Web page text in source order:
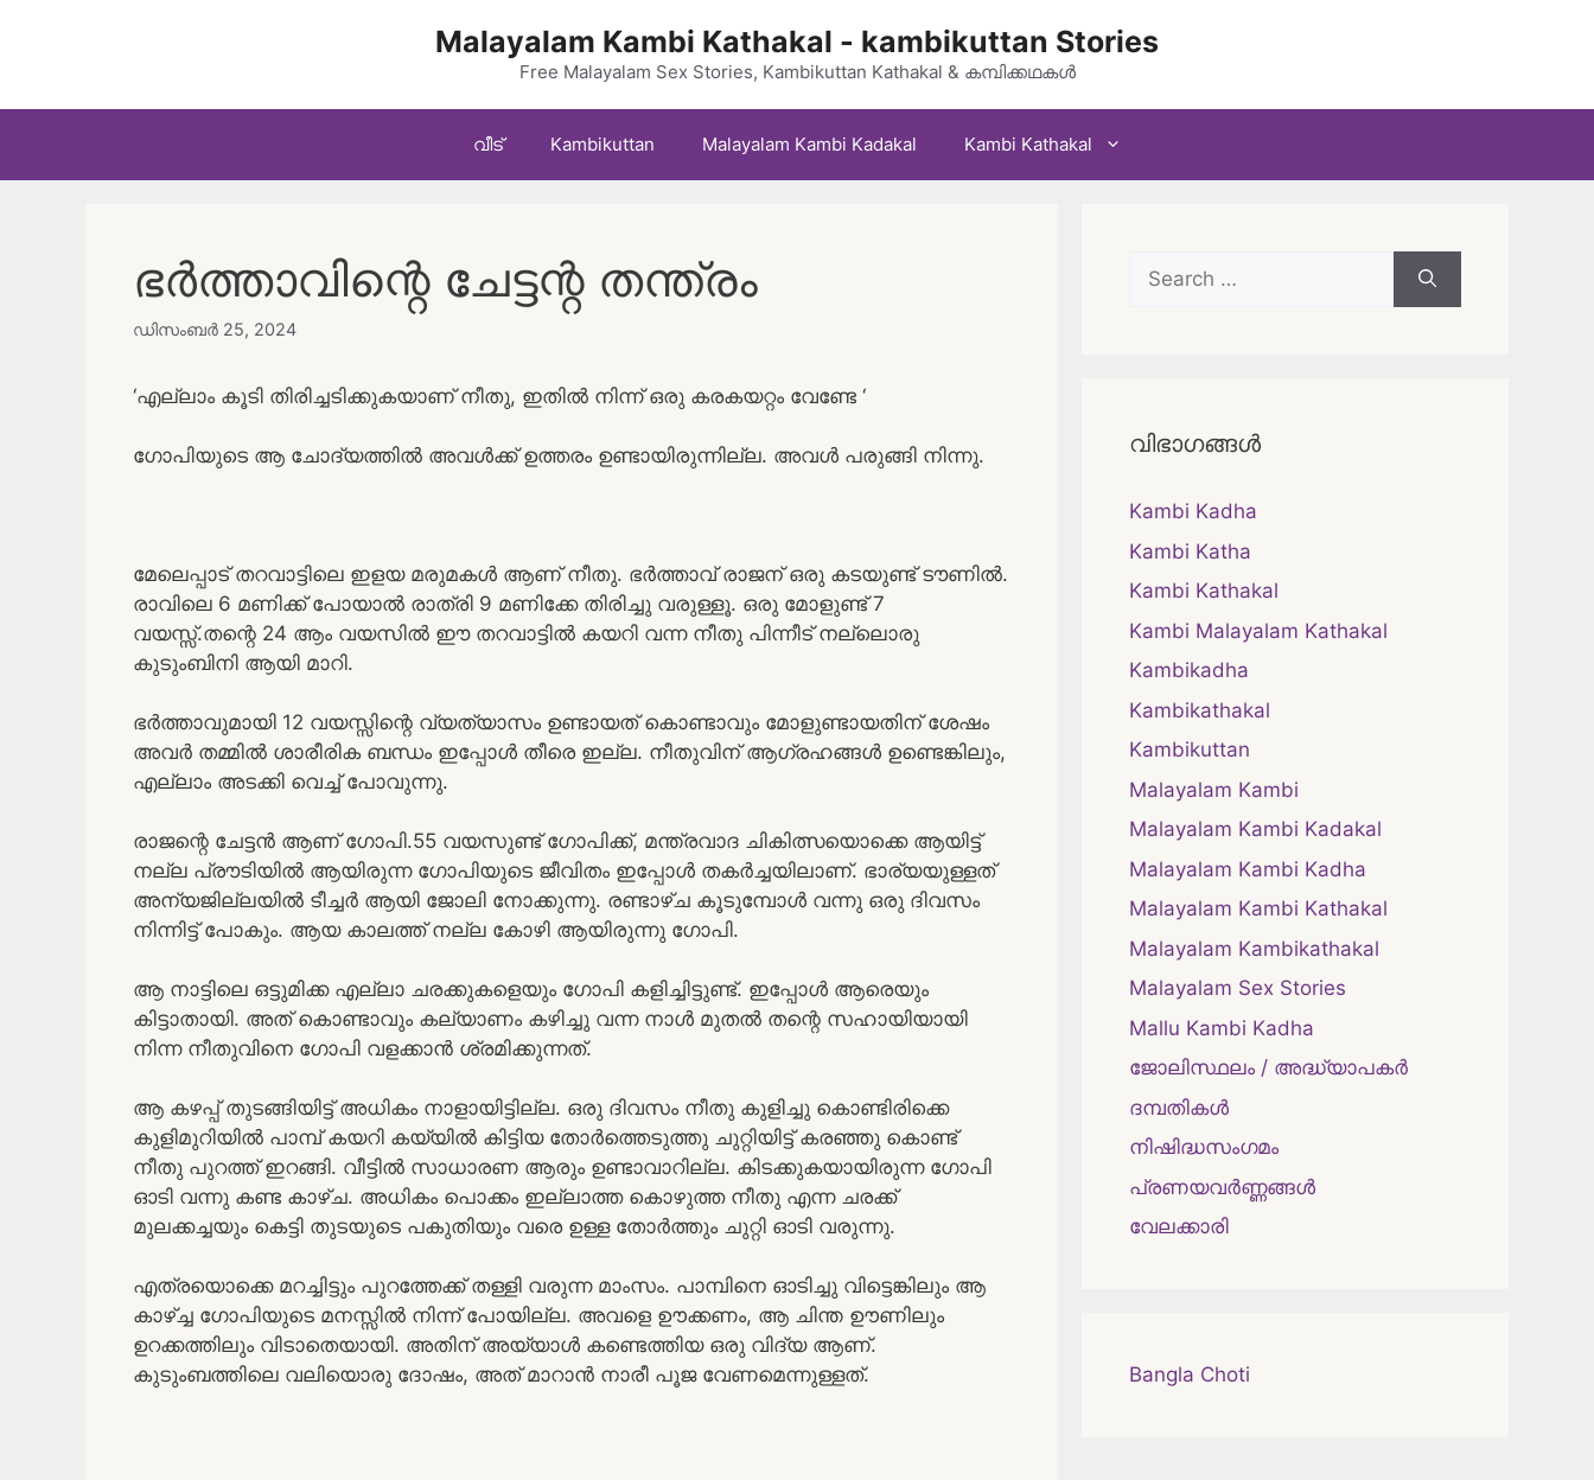
Malayalam Kambi Kathakal - kambikuttan Stories
Free Malayalam Sex Stories, Kambikuttan Kathakal & കമ്പിക്കഥകൾ
വീട് Kambikuttan Malayalam Kambi Kadakal Kambi Kathakal
ഭർത്താവിന്റെ ചേട്ടന്റ തന്ത്രം
ഡിസംബർ 25, 2024
‘എല്ലാം കൂടി തിരിച്ചടിക്കുകയാണ് നീതു, ഇതിൽ നിന്ന് ഒരു കരകയറ്റം വേണ്ടേ ‘
ഗോപിയുടെ ആ ചോദ്യത്തിൽ അവൾക്ക് ഉത്തരം ഉണ്ടായിരുന്നില്ല. അവൾ പരുങ്ങി നിന്നു.
മേലെപ്പാട് തറവാട്ടിലെ ഇളയ മരുമകൾ ആണ് നീതു. ഭർത്താവ് രാജന് ഒരു കടയുണ്ട് ടൗണിൽ.
രാവിലെ 6 മണിക്ക് പോയാൽ രാത്രി 9 മണിക്കേ തിരിച്ചു വരുള്ളൂ. ഒരു മോളുണ്ട് 7
വയസ്സ്.തന്റെ 24 ആം വയസിൽ ഈ തറവാട്ടിൽ കയറി വന്ന നീതു പിന്നീട് നല്ലൊരു
കുടുംബിനി ആയി മാറി.
ഭർത്താവുമായി 12 വയസ്സിന്റെ വ്യത്യാസം ഉണ്ടായത് കൊണ്ടാവും മോളുണ്ടായതിന് ശേഷം
അവർ തമ്മിൽ ശാരീരിക ബന്ധം ഇപ്പോൾ തീരെ ഇല്ല. നീതുവിന് ആഗ്രഹങ്ങൾ ഉണ്ടെങ്കിലും,
എല്ലാം അടക്കി വെച്ച് പോവുന്നു.
രാജന്റെ ചേട്ടൻ ആണ് ഗോപി.55 വയസുണ്ട് ഗോപിക്ക്, മന്ത്രവാദ ചികിത്സയൊക്കെ ആയിട്ട്
നല്ല പ്രൗടിയിൽ ആയിരുന്ന ഗോപിയുടെ ജീവിതം ഇപ്പോൾ തകർച്ചയിലാണ്. ഭാര്യയുള്ളത്
അന്യജില്ലയിൽ ടീച്ചർ ആയി ജോലി നോക്കുന്നു. രണ്ടാഴ്ച കൂടുമ്പോൾ വന്നു ഒരു ദിവസം
നിന്നിട്ട് പോകും. ആയ കാലത്ത് നല്ല കോഴി ആയിരുന്നു ഗോപി.
ആ നാട്ടിലെ ഒട്ടുമിക്ക എല്ലാ ചരക്കുകളെയും ഗോപി കളിച്ചിട്ടുണ്ട്. ഇപ്പോൾ ആരെയും
കിട്ടാതായി. അത് കൊണ്ടാവും കല്യാണം കഴിച്ചു വന്ന നാൾ മുതൽ തന്റെ സഹായിയായി
നിന്ന നീതുവിനെ ഗോപി വളക്കാൻ ശ്രമിക്കുന്നത്.
ആ കഴപ്പ് തുടങ്ങിയിട്ട് അധികം നാളായിട്ടില്ല. ഒരു ദിവസം നീതു കുളിച്ചു കൊണ്ടിരിക്കെ
കുളിമുറിയിൽ പാമ്പ് കയറി കയ്യിൽ കിട്ടിയ തോർത്തെടുത്തു ചുറ്റിയിട്ട് കരഞ്ഞു കൊണ്ട്
നീതു പുറത്ത് ഇറങ്ങി. വീട്ടിൽ സാധാരണ ആരും ഉണ്ടാവാറില്ല. കിടക്കുകയായിരുന്ന ഗോപി
ഓടി വന്നു കണ്ട കാഴ്ച. അധികം പൊക്കം ഇല്ലാത്ത കൊഴുത്ത നീതു എന്ന ചരക്ക്
മുലക്കച്ചയും കെട്ടി തുടയുടെ പകുതിയും വരെ ഉള്ള തോർത്തും ചുറ്റി ഓടി വരുന്നു.
എത്രയൊക്കെ മറച്ചിട്ടും പുറത്തേക്ക് തള്ളി വരുന്ന മാംസം. പാമ്പിനെ ഓടിച്ചു വിട്ടെങ്കിലും ആ
കാഴ്ച്ച ഗോപിയുടെ മനസ്സിൽ നിന്ന് പോയില്ല. അവളെ ഊക്കണം, ആ ചിന്ത ഊണിലും
ഉറക്കത്തിലും വിടാതെയായി. അതിന് അയ്യാൾ കണ്ടെത്തിയ ഒരു വിദ്യ ആണ്.
കുടുംബത്തിലെ വലിയൊരു ദോഷം, അത് മാറാൻ നാരീ പൂജ വേണമെന്നുള്ളത്.
Search
for:
വിഭാഗങ്ങൾ
Kambi Kadha
Kambi Katha
Kambi Kathakal
Kambi Malayalam Kathakal
Kambikadha
Kambikathakal
Kambikuttan
Malayalam Kambi
Malayalam Kambi Kadakal
Malayalam Kambi Kadha
Malayalam Kambi Kathakal
Malayalam Kambikathakal
Malayalam Sex Stories
Mallu Kambi Kadha
ജോലിസ്ഥലം / അദ്ധ്യാപകർ
ദമ്പതികള്‍
നിഷിദ്ധസംഗമം
പ്രണയവർണ്ണങ്ങൾ
വേലക്കാരി
Bangla Choti